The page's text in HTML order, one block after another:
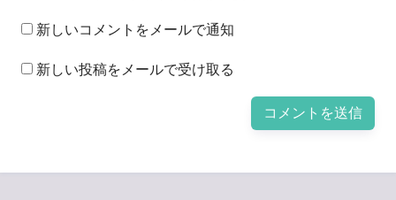
新しいコメントをメールで通知
新しい投稿をメールで受け取る